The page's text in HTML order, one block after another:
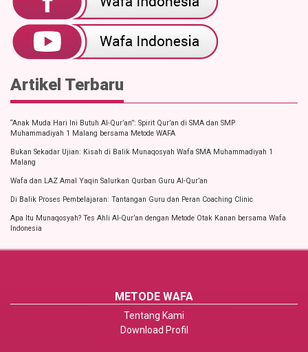
Artikel Terbaru
“Anak Muda Hari Ini Butuh Al-Qur’an”: Spirit Qur’an di SMA dan SMP
Muhammadiyah 1 Malang bersama Metode WAFA
Bukan Sekadar Ujian: Kisah di Balik Munaqosyah Wafa SMA Muhammadiyah 1
Malang
Wafa dan LAZ Amal Yaqin Salurkan Qurban Guru Al-Qur’an
Di Balik Proses Pembelajaran: Tantangan Guru dan Peran Coaching Clinic
Apa Itu Munaqosyah? Tes Ahli Al-Qur’an dengan Metode Otak Kanan bersama Wafa
Indonesia
METODE WAFA
Tentang Kami
Download Profil